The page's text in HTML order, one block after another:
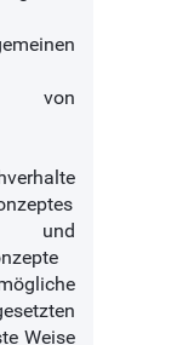
und
Weise